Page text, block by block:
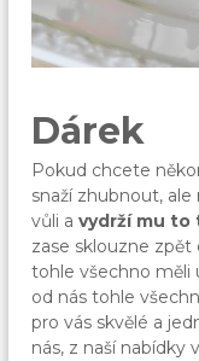
Dárek
Pokud chcete
snaží zhubnout,
vůli avydrží mu to
zase sklouzne
tohle všechno měli
od nás tohle
pro vás skvělé a
nás, z naší nabídky